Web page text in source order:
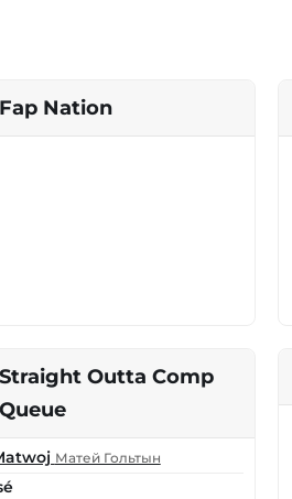
Fap Nation
Straight Outta Comp
Queue
Матей Гольтын